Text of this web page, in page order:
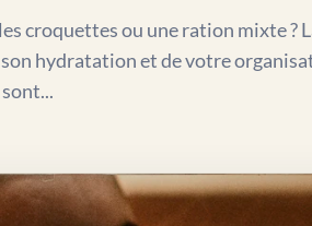
croquettes ou une ration mixte ?
son hydratation et de votre